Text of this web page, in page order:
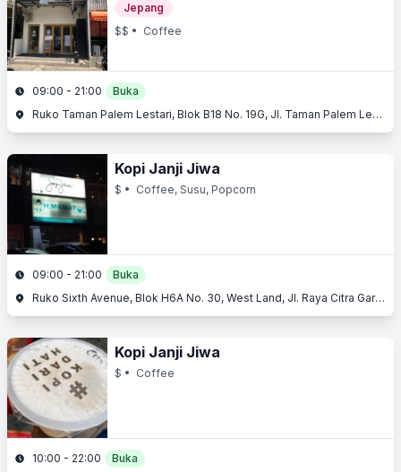
Jepang
$$ • Coffee
09:00 - 21:00
Buka
Ruko Taman Palem Lestari, Blok B18 No. 19G, Jl. Taman Palem Lestari, Cengkareng, Jakarta Barat
Kopi Janji Jiwa
$ • Coffee, Susu, Popcorn
09:00 - 21:00
Buka
Ruko Sixth Avenue, Blok H6A No. 30, West Land, Jl. Raya Citra Garden 6, Cengkareng, Jakarta Barat, Jakarta
Kopi Janji Jiwa
$ • Coffee
10:00 - 22:00
Buka